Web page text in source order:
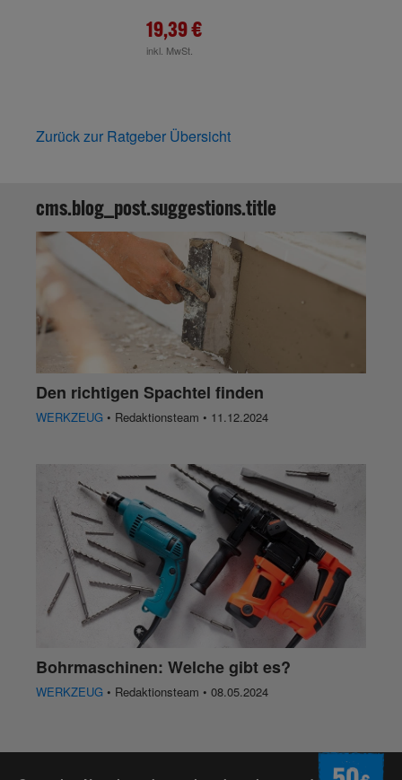
19,39 €
inkl. MwSt.
Zurück zur Ratgeber Übersicht
cms.blog_post.suggestions.title
Den richtigen Spachtel finden
WERKZEUG • Redaktionsteam • 11.12.2024
Bohrmaschinen: Welche gibt es?
WERKZEUG • Redaktionsteam • 08.05.2024